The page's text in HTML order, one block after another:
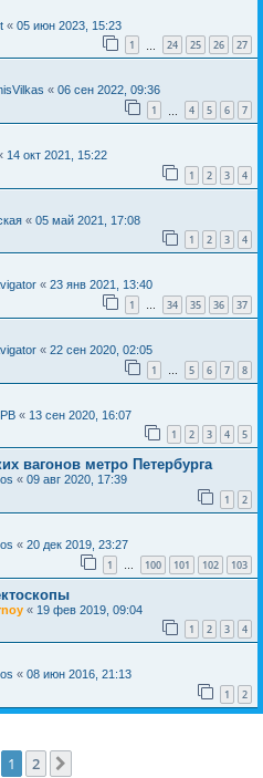
« 05 июн 2023, 15:23
1 24 25 26 27
« 06 сен 2022, 09:36
1 4 5 6 7
14 окт 2021, 15:22
1 2 3 4
« 05 май 2021, 17:08
1 2 3 4
« 23 янв 2021, 13:40
1 … 34 35 36 37
« 22 сен 2020, 02:05
1 … 5 6 7 8
« 13 сен 2020, 16:07
1 2 3 4 5
вагонов метро Петербурга
« 09 авг 2020, 17:39
1 2
« 20 дек 2019, 23:27
1 … 100 101 102 103
« 19 фев 2019, 09:04
1 2 3 4
« 08 июн 2016, 21:13
1 2
1 2